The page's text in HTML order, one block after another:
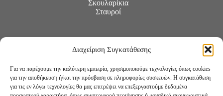
Διαχείριση Συγκατάθεσης
Για να παρέχουμε την καλύτερη εμπειρία, χρησιμοποιούμε τεχνολογίες όπως cookies
για την αποθήκευση ή/και την πρόσβαση σε πληροφορίες συσκευών. Η συγκατάθεση
για τις εν λόγω τεχνολογίες θα μας επιτρέψει να επεξεργαστούμε δεδομένα
Σκουλαρίκια
Σταυροί